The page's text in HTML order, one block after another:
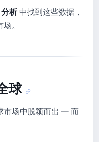
析 中找到这些数据，
。
球
市场中脱颖而出 — 而